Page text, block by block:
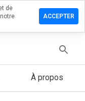
À propos
de
ACCEPTER